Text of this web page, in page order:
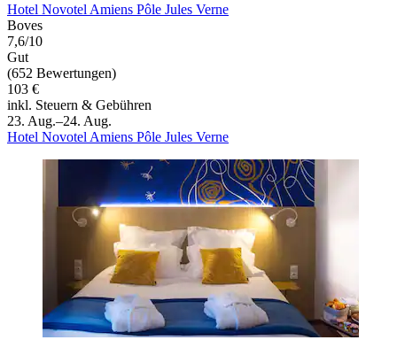
Hotel Novotel Amiens Pôle Jules Verne
Boves
7,6/10
Gut
(652 Bewertungen)
103 €
inkl. Steuern & Gebühren
23. Aug.–24. Aug.
Hotel Novotel Amiens Pôle Jules Verne